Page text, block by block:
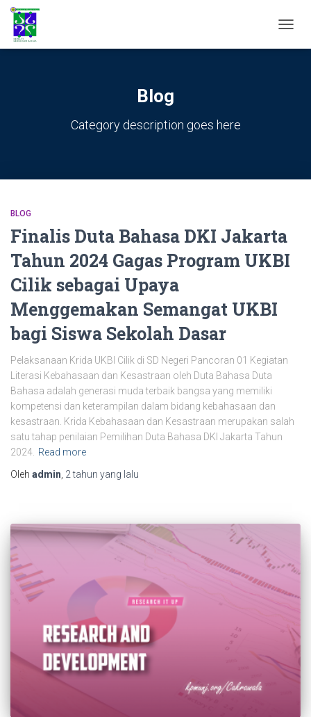
Blog
Category description goes here
BLOG
Finalis Duta Bahasa DKI Jakarta
Tahun 2024 Gagas Program UKBI
Cilik sebagai Upaya
Menggemakan Semangat UKBI
bagi Siswa Sekolah Dasar
Pelaksanaan Krida UKBI Cilik di SD Negeri Pancoran 01 Kegiatan
Literasi Kebahasaan dan Kesastraan oleh Duta Bahasa Duta
Bahasa adalah generasi muda terbaik bangsa yang memiliki
kompetensi dan keterampilan dalam bidang kebahasaan dan
kesastraan. Krida Kebahasaan dan Kesastraan merupakan salah
satu tahap penilaian Pemilihan Duta Bahasa DKI Jakarta Tahun
2024. Read more
Oleh admin 2 tahun yang lalu